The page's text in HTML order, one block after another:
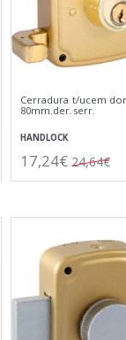
Cerradura t/ucem
80mm.der.serr.
HANDLOCK
17,24€ 24,64€